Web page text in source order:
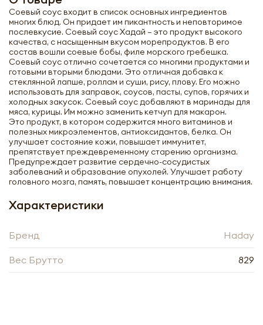
Соевый соус входит в список основных ингредиентов
многих блюд. Он придает им пикантность и неповторимое
послевкусие. Соевый соус Хадай – это продукт высокого
качества, с насыщенным вкусом морепродуктов. В его
состав вошли соевые бобы, филе морского гребешка.
Соевый соус отлично сочетается со многими продуктами и
готовыми вторыми блюдами. Это отличная добавка к
стеклянной лапше, роллам и суши, рису, плову. Его можно
использовать для заправок, соусов, пасты, супов, горячих и
холодных закусок. Соевый соус добавляют в маринады для
мяса, курицы. Им можно заменить кетчуп для макарон.
Это продукт, в котором содержится много витаминов и
полезных микроэлементов, антиоксидантов, белка. Он
улучшает состояние кожи, повышает иммунитет,
препятствует преждевременному старению организма.
Предупреждает развитие сердечно-сосудистых
заболеваний и образование опухолей. Улучшает работу
головного мозга, память, повышает концентрацию внимания.
Характеристики
Бренд Haday
Вес Брутто 829
Получить оптовый